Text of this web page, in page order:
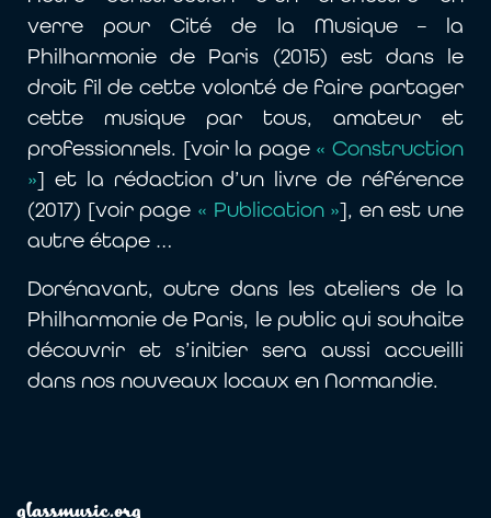
verre pour Cité de la Musique – la
Philharmonie de Paris (2015) est dans le
droit fil de cette volonté de faire partager
cette musique par tous, amateur et
professionnels. [voir la page « Construction
»] et la rédaction d’un livre de référence
(2017) [voir page « Publication »], en est une
autre étape …
Dorénavant, outre dans les ateliers de la
Philharmonie de Paris, le public qui souhaite
découvrir et s’initier sera aussi accueilli
dans nos nouveaux locaux en Normandie.